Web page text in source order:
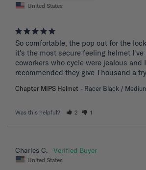
United States
So comfortable, the pop out for the
it's the most secure feeling helmet I've
coworkers who cycle were jealous and
recommended they give Thousand a
Chapter MIPS Helmet Racer Black /
Was this helpful? 2 1
Charles C.
United States